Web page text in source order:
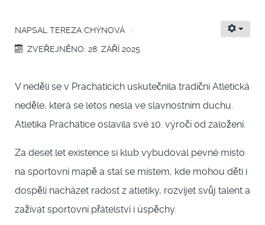
NAPSAL TEREZA CHÝNOVÁ
ZVEŘEJNĚNO: 28. ZÁŘÍ 2025
V neděli se v Prachaticích uskutečnila tradiční Atletická
neděle, která se letos nesla ve slavnostním duchu.
Atletika Prachatice oslavila své 10. výročí od založení.
Za deset let existence si klub vybudoval pevné místo
na sportovní mapě a stal se místem, kde mohou děti i
dospělí nacházet radost z atletiky, rozvíjet svůj talent a
zažívat sportovní přátelství i úspěchy.